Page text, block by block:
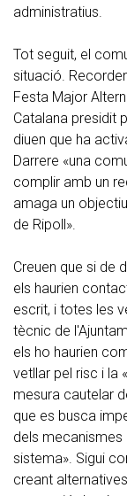
administratius.
Tot seguit, el
situació.
Festa Major
Catalana presidit
diuen que ha
Darrere «una
complir amb un
amaga un
de Ripoll».
Creuen que si de
els haurien
escrit, i totes les
tècnic de
els ho haurien
vetllar pel risc i la
mesura cautelar
que es busca
dels
sistema». Sigui
creant